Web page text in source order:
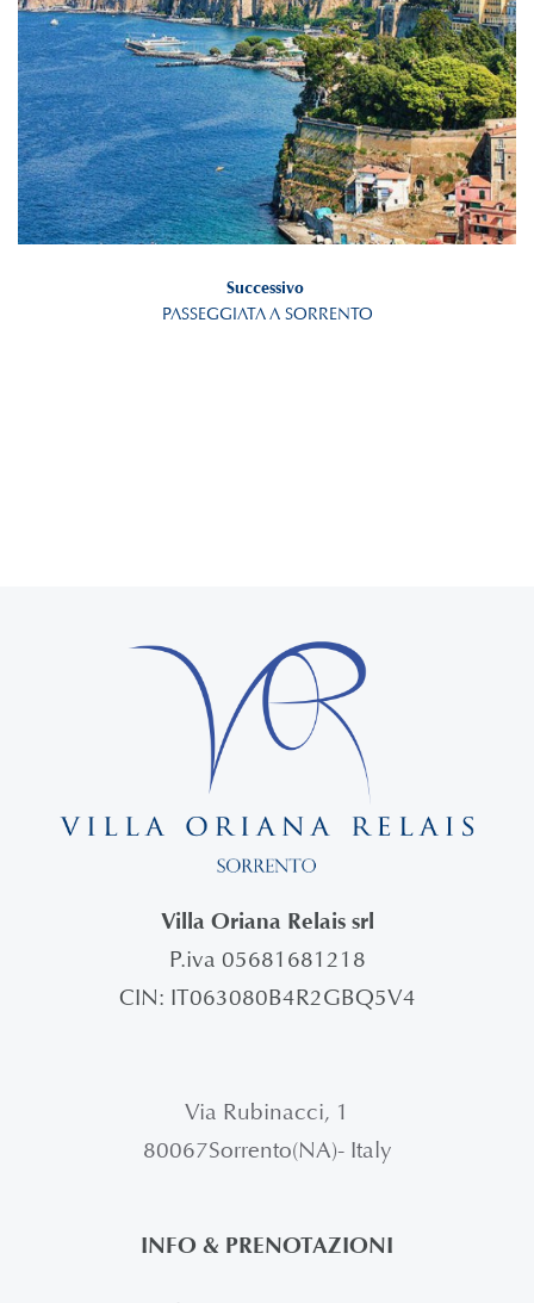
Successivo
PASSEGGIATA A SORRENTO
Villa Oriana Relais srl
P.iva 05681681218
CIN: IT063080B4R2GBQ5V4
Via Rubinacci, 1
80067Sorrento(NA)- Italy
INFO & PRENOTAZIONI